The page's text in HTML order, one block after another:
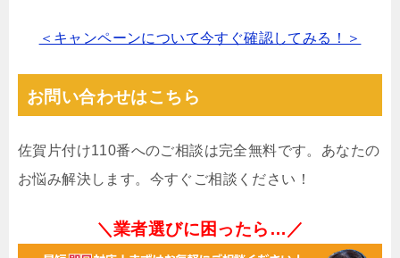
＜キャンペーンについて今すぐ確認してみる！＞
お問い合わせはこちら
佐賀片付け110番へのご相談は完全無料です。あなたの
お悩み解決します。今すぐご相談ください！
＼業者選びに困ったら…／